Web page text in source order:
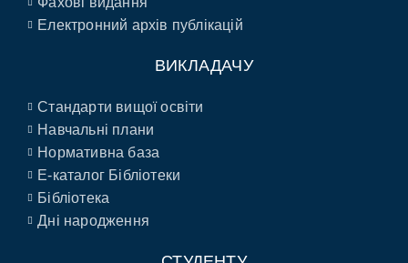
Електронний архів публікацій
ВИКЛАДАЧУ
Стандарти вищої освіти
Навчальні плани
Нормативна база
E-каталог Бібліотеки
Бібліотека
Дні народження